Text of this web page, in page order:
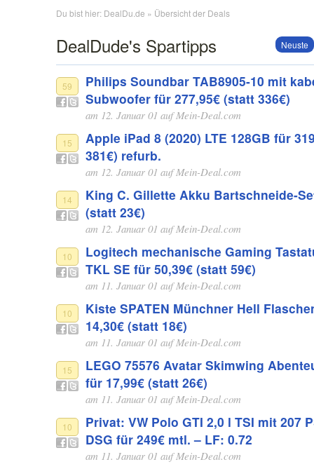
Du bist hier: DealDu.de » Übersicht der Deals
DealDude's Spartipps Neuste
59
Philips Soundbar TAB8905-10 mit
Subwoofer für 277,95€ (statt 336€)
am 12. Januar 01 aufMein-Deal.com
15
Apple iPad 8 (2020) LTE 128GB für
381€) refurb.
am 12. Januar 01 aufMein-Deal.com
14
King C. Gillette Akku Bartschneide-
(statt 23€)
am 12. Januar 01 aufMein-Deal.com
10
Logitech mechanische Gaming
TKL SE für 50,39€ (statt 59€)
am 11. Januar 01 aufMein-Deal.com
10
Kiste SPATEN Münchner Hell
14,30€ (statt 18€)
am 11. Januar 01 aufMein-Deal.com
15
LEGO 75576 Avatar Skimwing
für 17,99€ (statt 26€)
am 11. Januar 01 aufMein-Deal.com
10
Privat: VW Polo GTI 2,0 l TSI mit 207
DSG für 249€ mtl. – LF: 0.72
am 11. Januar 01 aufMein-Deal.com